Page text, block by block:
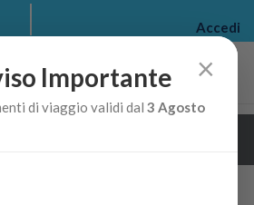
>
Accedi
crociera
×
Importante
di viaggio validi dal3 Agosto